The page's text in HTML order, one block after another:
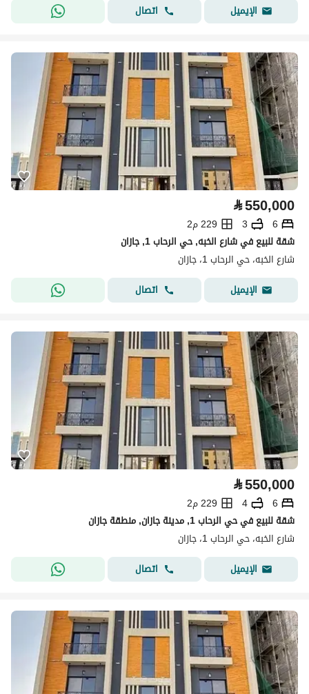
الإيميل
اتصال
⃁550,000
6
3
229 م2
شقة للبيع في شارع الخبه, حي الرحاب 1, جازان
شارع الخبه، حي الرحاب 1، جازان
الإيميل
اتصال
⃁550,000
6
4
229 م2
شقة للبيع في حي الرحاب 1, مدينة جازان, منطقة جازان
شارع الخبه، حي الرحاب 1، جازان
الإيميل
اتصال